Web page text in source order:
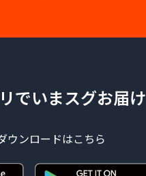
でいまスグお届け
ウンロードはこちら